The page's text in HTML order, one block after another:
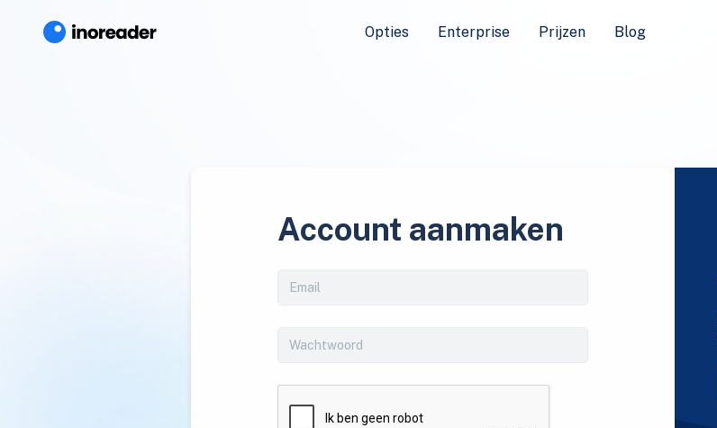
Opties Enterprise Prijzen Blog
Account aanmaken